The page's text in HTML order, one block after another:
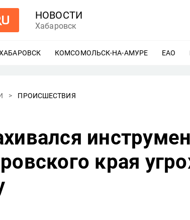
НОВОСТИ
Хабаровск
ЕЩЕ
КОМСОМОЛЬСК-НА-АМУРЕ ЕЩЕ
ЕАО
ПРОИСШЕСТВИЯ
края